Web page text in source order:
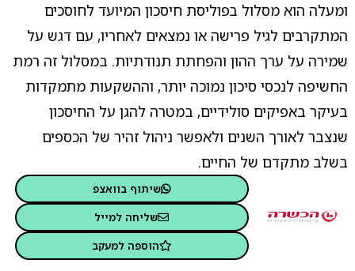
ומעלה הוא מסלול בפוליסת חיסכון המיועד לחוסכים
המתקרבים לגיל פרישה או נמצאים לאחריו, עם דגש על
שמירה על ערך ההון והפחתת תנודתיות. במסלול זה רמת
החשיפה לנכסי סיכון נמוכה יותר, וההשקעות מתמקדות
בעיקר באפיקים סולידיים, במטרה להגן על החיסכון
שנצבר לאורך השנים ולאפשר ניהול זהיר של הכספים
בשלב מתקדם של החיים.
שיתוף בוואצפ
שליחה למייל
הוספה למעקב